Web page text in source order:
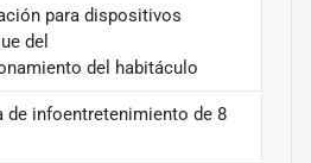
para dispositivos
del
del habitáculo
de infoentretenimiento de 8